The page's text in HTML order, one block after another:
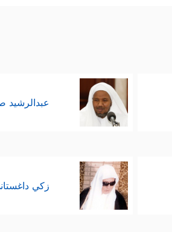
عبدالرشيد
زكي